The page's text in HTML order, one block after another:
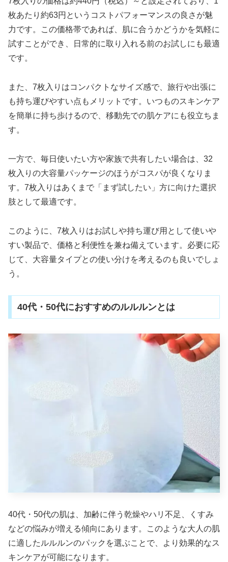
枚あたり約63円というコストパフォーマンスの良さが魅
力です。この価格帯であれば、肌に合うかどうかを気軽に
試すことができ、日常的に取り入れる前のお試しにも最適
です。
また、7枚入りはコンパクトなサイズ感で、旅行や出張に
も持ち運びやすい点もメリットです。いつものスキンケア
を簡単に持ち歩けるので、移動先での肌ケアにも役立ちま
す。
一方で、毎日使いたい方や家族で共有したい場合は、32
枚入りの大容量パッケージのほうがコスパが良くなりま
す。7枚入りはあくまで「まず試したい」方に向けた選択
肢として最適です。
このように、7枚入りはお試しや持ち運び用として使いや
すい製品で、価格と利便性を兼ね備えています。必要に応
じて、大容量タイプとの使い分けを考えるのも良いでしょ
う。
40代・50代におすすめのルルルンとは
40代・50代の肌は、加齢に伴う乾燥やハリ不足、くすみ
などの悩みが増える傾向にあります。このような大人の肌
に適したルルルンのパックを選ぶことで、より効果的なス
キンケアが可能になります。